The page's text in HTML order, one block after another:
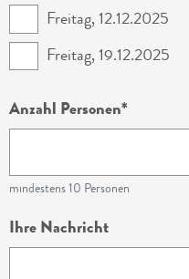
Freitag, 12.12.2025
Freitag, 19.12.2025
Anzahl Personen
mindestens 10 Personen
Ihre Nachricht